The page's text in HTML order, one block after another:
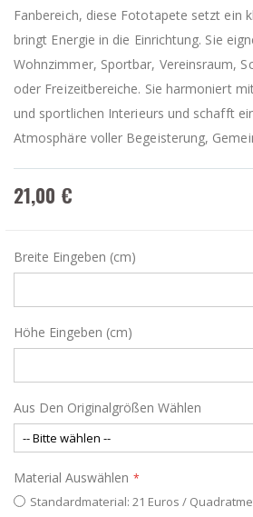
Fanbereich, diese Fototapete setzt ein
bringt Energie in die Einrichtung. Sie
Wohnzimmer, Sportbar, Vereinsraum,
oder Freizeitbereiche. Sie harmoniert
und sportlichen Interieurs und schafft
Atmosphäre voller Begeisterung,
21,00 €
Breite Eingeben (cm)
Höhe Eingeben (cm)
Aus Den Originalgrößen Wählen
Material Auswählen
Standardmaterial: 21 Euros /